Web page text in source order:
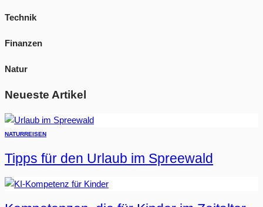
Technik
Finanzen
Natur
Neueste Artikel
NATURREISEN
Tipps für den Urlaub im Spreewald